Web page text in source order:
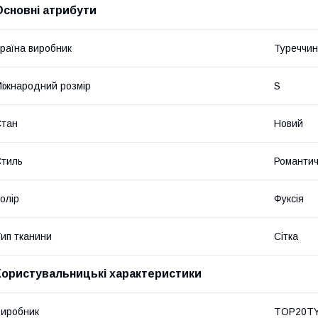
атрибути
виробник
розмір S
Новий
Фуксія
тканини Сітка
характеристики